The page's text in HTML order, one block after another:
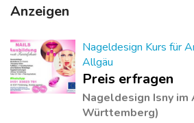
Anzeigen
Nageldesign Kurs für
Allgäu
Preis erfragen
Nageldesign Isny
Württemberg)